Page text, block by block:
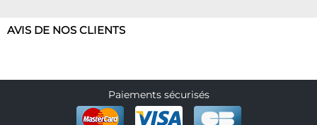
AVIS DE NOS CLIENTS
Paiements sécurisés